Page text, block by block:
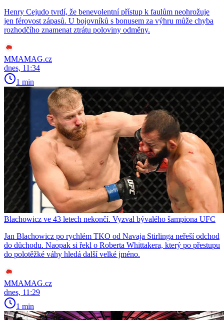
Henry Cejudo tvrdí, že benevolentní přístup k faulům neohrožuje
jen férovost zápasů. U bojovníků s bonusem za výhru může chyba
rozhodčího znamenat ztrátu poloviny odměny.
MMAMAG.cz
dnes, 11:34
1 min
Blachowicz ve 43 letech nekončí. Vyzval bývalého šampiona UFC
Jan Blachowicz po rychlém TKO od Navaja Stirlinga neřeší odchod
do důchodu. Naopak si řekl o Roberta Whittakera, který po přestupu
do polotěžké váhy hledá další velké jméno.
MMAMAG.cz
dnes, 11:29
1 min